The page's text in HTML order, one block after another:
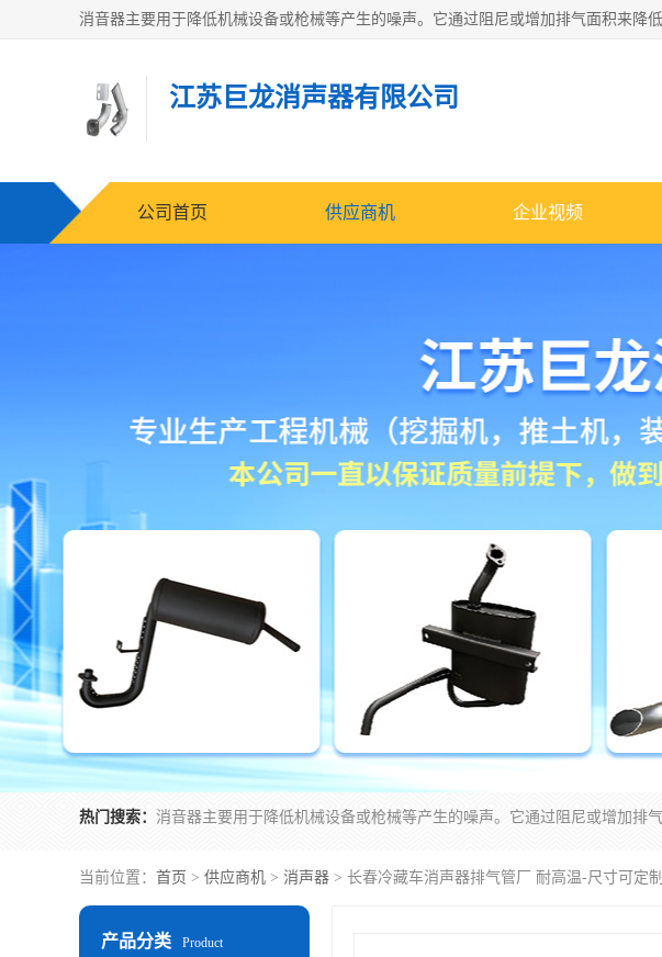
江苏巨龙消声器有限公司
公司首页 供应商机 企业视频
热门搜索：
当前位置： 首页 > 供应商机 > 消声器 > 长春冷藏车消声器排气管厂 耐高温-尺寸可定制
产品分类 Product